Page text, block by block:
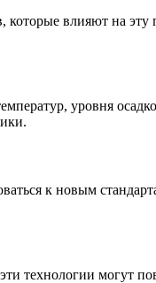
влияют на
уровня
к новым
технологии могут